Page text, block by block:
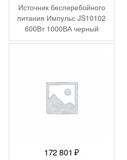
Источник бесперебойного
питания Импульс JS10102
600Вт 1000ВА черный
172 801₽